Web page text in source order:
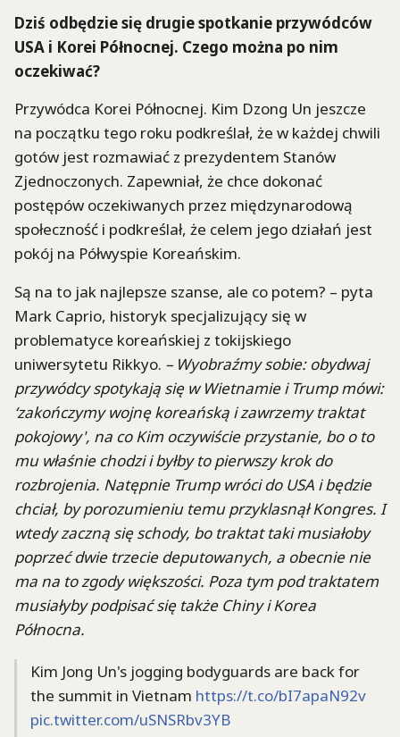
Dziś odbędzie się drugie spotkanie przywódców
USA i Korei Północnej. Czego można po nim
oczekiwać?
Przywódca Korei Północnej. Kim Dzong Un jeszcze
na początku tego roku podkreślał, że w każdej chwili
gotów jest rozmawiać z prezydentem Stanów
Zjednoczonych. Zapewniał, że chce dokonać
postępów oczekiwanych przez międzynarodową
społeczność i podkreślał, że celem jego działań jest
pokój na Półwyspie Koreańskim.
Są na to jak najlepsze szanse, ale co potem? – pyta
Mark Caprio, historyk specjalizujący się w
problematyce koreańskiej z tokijskiego
uniwersytetu Rikkyo. – Wyobraźmy sobie: obydwaj
przywódcy spotykają się w Wietnamie i Trump mówi:
‘zakończymy wojnę koreańską i zawrzemy traktat
pokojowy', na co Kim oczywiście przystanie, bo o to
mu właśnie chodzi i byłby to pierwszy krok do
rozbrojenia. Natępnie Trump wróci do USA i będzie
chciał, by porozumieniu temu przyklasnął Kongres. I
wtedy zaczną się schody, bo traktat taki musiałoby
poprzeć dwie trzecie deputowanych, a obecnie nie
ma na to zgody większości. Poza tym pod traktatem
musiałyby podpisać się także Chiny i Korea
Północna.
Kim Jong Un's jogging bodyguards are back for
the summit in Vietnam https://t.co/bI7apaN92v
pic.twitter.com/uSNSRbv3YB